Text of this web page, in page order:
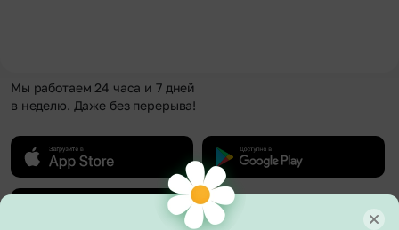
Мы работаем 24 часа и 7 дней
в неделю. Даже без перерыва!